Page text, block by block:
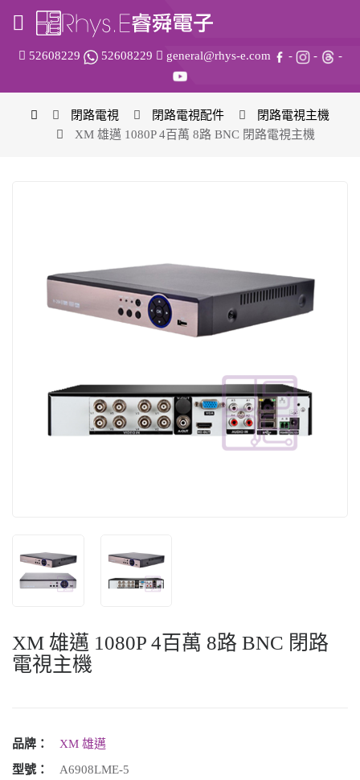
52608229 52608229 general@rhys-e.com - - -
閉路電視 閉路電視配件
閉路電視主機
XM 雄邁 1080P 4百萬 8路 BNC 閉路電視主機
XM 雄邁 1080P 4百萬 8路 BNC 閉路
電視主機
品牌：
XM 雄邁
型號：
A6908LME-5